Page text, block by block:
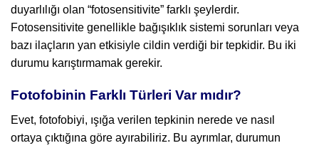
duyarlılığı olan “fotosensitivite” farklı şeylerdir.
Fotosensitivite genellikle bağışıklık sistemi sorunları veya
bazı ilaçların yan etkisiyle cildin verdiği bir tepkidir. Bu iki
durumu karıştırmamak gerekir.
Fotofobinin Farklı Türleri Var mıdır?
Evet, fotofobiyi, ışığa verilen tepkinin nerede ve nasıl
ortaya çıktığına göre ayırabiliriz. Bu ayrımlar, durumun